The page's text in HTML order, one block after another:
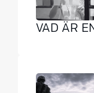
VAD ÄR